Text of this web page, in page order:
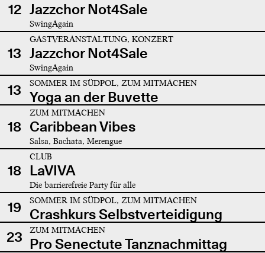
12 Jazzchor Not4Sale
SwingAgain
13
GASTVERANSTALTUNG, KONZERT
Jazzchor Not4Sale
SwingAgain
13 SOMMER IM SÜDPOL, ZUM MITMACHEN
Yoga an der Buvette
18
ZUM MITMACHEN
Caribbean Vibes
Salsa, Bachata, Merengue
18
CLUB
LaVIVA
Die barrierefreie Party für alle
19 SOMMER IM SÜDPOL, ZUM MITMACHEN
Crashkurs Selbstverteidigung
23
ZUM MITMACHEN
Pro Senectute Tanznachmittag